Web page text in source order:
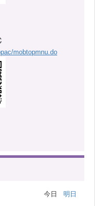
mobtopmnu.do
今日 明日